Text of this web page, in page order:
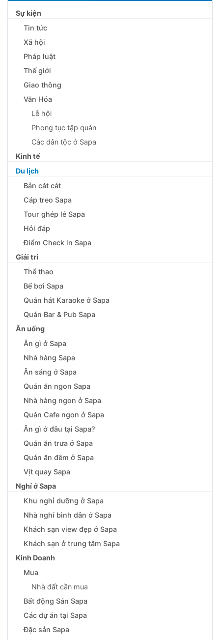
Sự kiện
Tin tức
Xã hội
Pháp luật
Thế giới
Giao thông
Văn Hóa
Lễ hội
Phong tục tập quán
Các dân tộc ở Sapa
Kinh tế
Du lịch
Bản cát cát
Cáp treo Sapa
Tour ghép lẻ Sapa
Hỏi đáp
Điểm Check in Sapa
Giải trí
Thể thao
Bể bơi Sapa
Quán hát Karaoke ở Sapa
Quán Bar & Pub Sapa
Ăn uống
Ăn gì ở Sapa
Nhà hàng Sapa
Ăn sáng ở Sapa
Quán ăn ngon Sapa
Nhà hàng ngon ở Sapa
Quán Cafe ngon ở Sapa
Ăn gì ở đâu tại Sapa?
Quán ăn trưa ở Sapa
Quán ăn đêm ở Sapa
Vịt quay Sapa
Nghỉ ở Sapa
Khu nghỉ dưỡng ở Sapa
Nhà nghỉ bình dân ở Sapa
Khách sạn view đẹp ở Sapa
Khách sạn ở trung tâm Sapa
Kinh Doanh
Mua
Nhà đất cần mua
Bất động Sản Sapa
Các dự án tại Sapa
Đặc sản Sapa